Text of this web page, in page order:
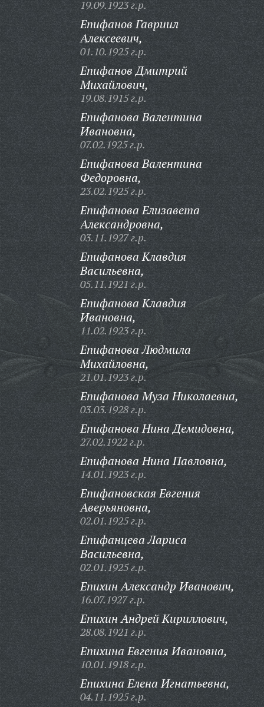
19.09.1923 г.р.
Епифанов Гавриил
Алексеевич,
01.10.1925 г.р.
Епифанов Дмитрий
Михайлович,
19.08.1915 г.р.
Епифанова Валентина
Ивановна,
07.02.1925 г.р.
Епифанова Валентина
Федоровна,
23.02.1925 г.р.
Епифанова Елизавета
Александровна,
03.11.1927 г.р.
Епифанова Клавдия
Васильевна,
05.11.1921 г.р.
Епифанова Клавдия
Ивановна,
11.02.1923 г.р.
Епифанова Людмила
Михайловна,
21.01.1923 г.р.
Епифанова Муза Николаевна,
03.03.1928 г.р.
Епифанова Нина Демидовна,
27.02.1922 г.р.
Епифанова Нина Павловна,
14.01.1923 г.р.
Епифановская Евгения
Аверьяновна,
02.01.1925 г.р.
Епифанцева Лариса
Васильевна,
02.01.1925 г.р.
Епихин Александр Иванович,
16.07.1927 г.р.
Епихин Андрей Кириллович,
28.08.1921 г.р.
Епихина Евгения Ивановна,
10.01.1918 г.р.
Епихина Елена Игнатьевна,
04.11.1925 г.р.